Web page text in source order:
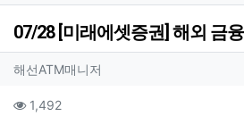
07/28 [미래에셋증권] 해외 금
작성자 정보
해선ATM매니저
컨텐츠 정보
1,492조회